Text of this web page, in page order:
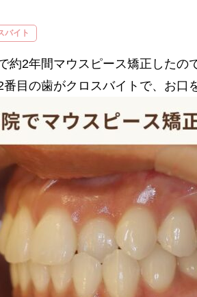
バイト
約2年間マウスピース矯正したの
番目の歯がクロスバイトで、お口